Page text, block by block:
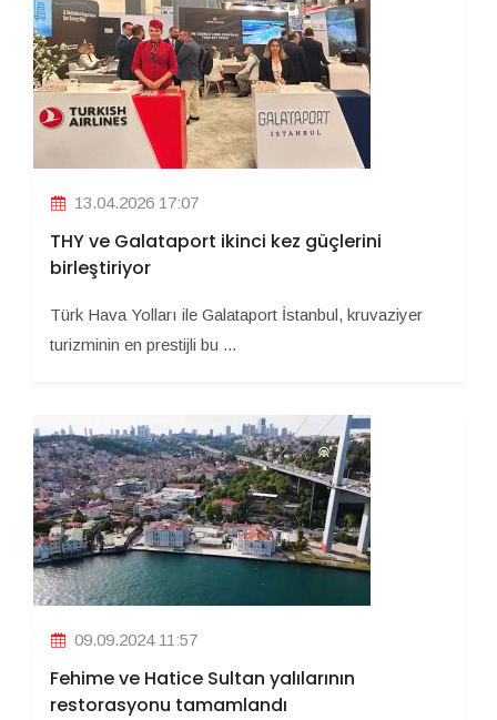
13.04.2026 17:07
THY ve Galataport ikinci kez güçlerini
birleştiriyor
Türk Hava Yolları ile Galataport İstanbul, kruvaziyer
turizminin en prestijli bu ...
09.09.2024 11:57
Fehime ve Hatice Sultan yalılarının
restorasyonu tamamlandı